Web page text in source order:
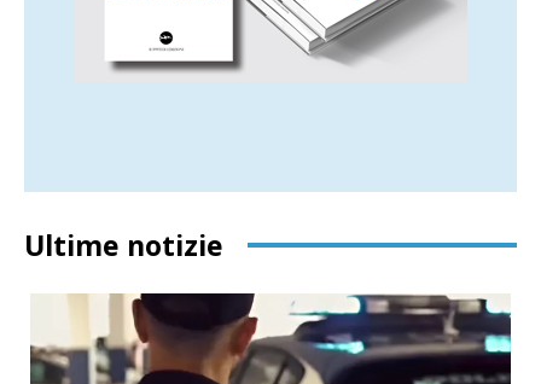
Ultime notizie